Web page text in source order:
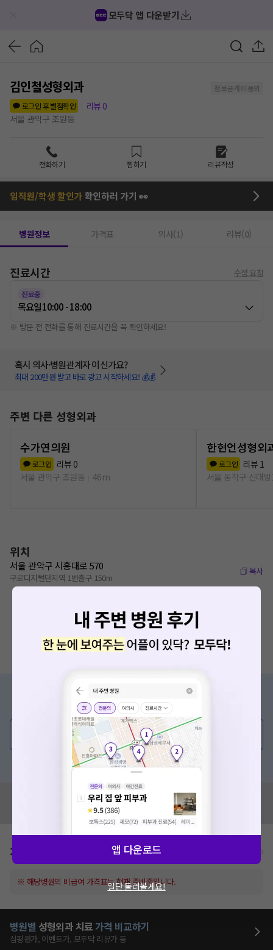
모두닥 앱 다운받기
김인철성형외과
정보공개 미동의
로그인 후 별점확인
리뷰 0
서울 관악구 조원동
전화하기 찜하기 리뷰작성
임직원/학생 할인가확인하러 가기 👀
병원정보 가격표 의사(1) 리뷰(0)
진료시간 수정 요청
진료중
목요일10:00 - 18:00
※ 방문 전 전화를 통해 진료시간을 꼭 확인하세요!
혹시 의사·병원관계자 이신가요?
최대 200만원 받고 바로 광고 시작하세요! 💰💰
주변 다른 성형외과
수가연의원
로그인 리뷰 0
서울 관악구 조원동
46m
한현언성형외
로그인 리뷰 1
서울 동작구 신대
위치
서울 관악구 시흥대로 570
구로디지털단지역 1번출구 150m
복사
증상/치료, 궁금한 점이 있나요?
의사가 직접 답해드려요!
💬 무엇이든 물어보세요
혹은, 의료상담 서비스에 다양한 게시글 보러가기
혹시 잘못된 병원정보가 있나요?
모두닥 팀에 알려주세요!
가격표
※ 해당병원의 비급여 가격표는 현재 준비중입니다.
병원별 성형외과 치료가격 비교하기
심평원가, 이벤트가, 모두닥 리뷰가 등
앱 다운로드
일단 둘러볼게요!